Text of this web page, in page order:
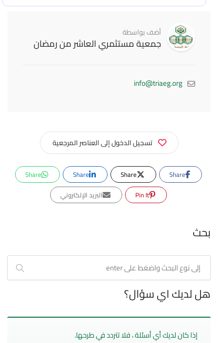
أضف بواسطة
جمعية مستثمري العاشر من رمضان
info@triaeg.org
تسجيل الدخول إلى العناصر المرجعية
Share
Share
Share
Share
Pin It
البريد الإلكتروني
بحث
هل لديك اي سؤال؟
إذا كان لديك أي أسئلة ، فلا تتردد في طرحها.